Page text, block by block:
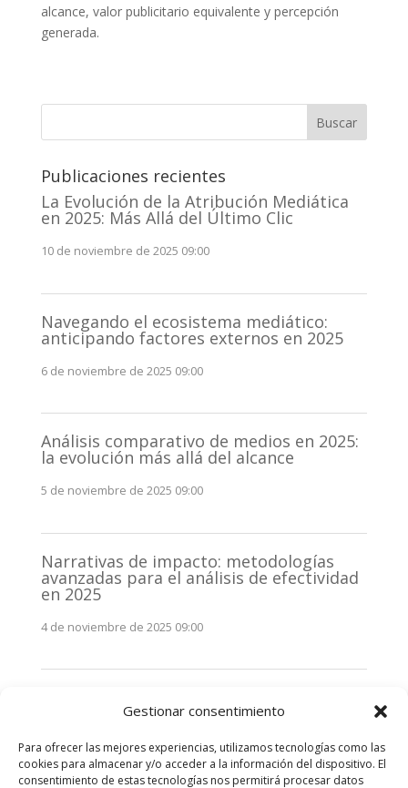
Gestionar consentimiento
Para ofrecer las mejores experiencias, utilizamos tecnologías como las
cookies para almacenar y/o acceder a la información del dispositivo. El
consentimiento de estas tecnologías nos permitirá procesar datos
alcance, valor publicitario equivalente y percepción
generada.
Buscar
Publicaciones recientes
La Evolución de la Atribución Mediática
en 2025: Más Allá del Último Clic
10 de noviembre de 2025 09:00
Navegando el ecosistema mediático:
anticipando factores externos en 2025
6 de noviembre de 2025 09:00
Análisis comparativo de medios en 2025:
la evolución más allá del alcance
5 de noviembre de 2025 09:00
Narrativas de impacto: metodologías
avanzadas para el análisis de efectividad
en 2025
4 de noviembre de 2025 09:00
stakeholders en 2025: La clave de la
3 de noviembre de 2025 09:00